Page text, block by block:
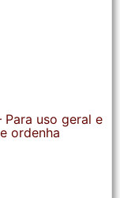
Para uso geral e
ordenha